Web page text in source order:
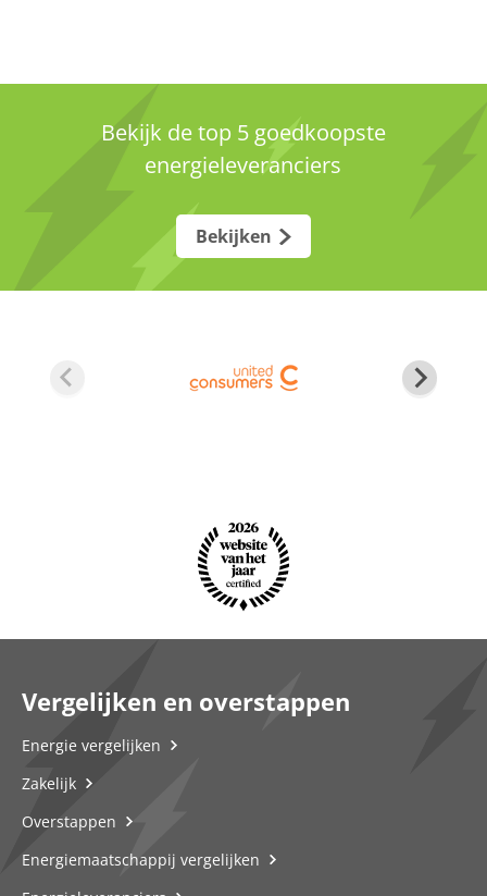
Bekijk de top 5 goedkoopste
energieleveranciers
Bekijken
Vergelijken en overstappen
Energie vergelijken
Zakelijk
Overstappen
Energiemaatschappij vergelijken